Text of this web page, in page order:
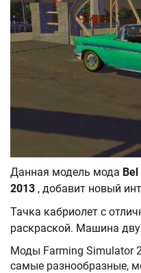
Данная модель мода
2013 , добавит новый
Тачка кабриолет с
раскраской. Машина
Моды Farming Simulator 2013 , на нашем сайте бывают
самые разнообразные,